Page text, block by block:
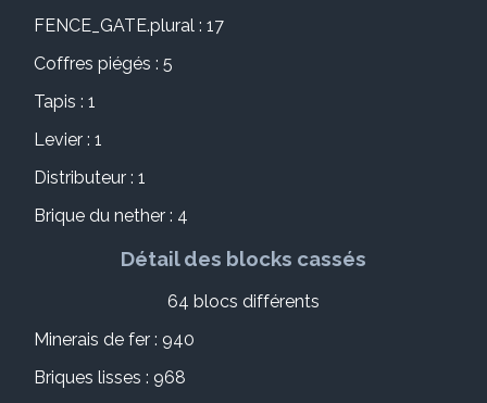
FENCE_GATE.plural : 17
Coffres piégés : 5
Tapis : 1
Levier : 1
Distributeur : 1
Brique du nether : 4
Détail des blocks cassés
64 blocs différents
Minerais de fer : 940
Briques lisses : 968